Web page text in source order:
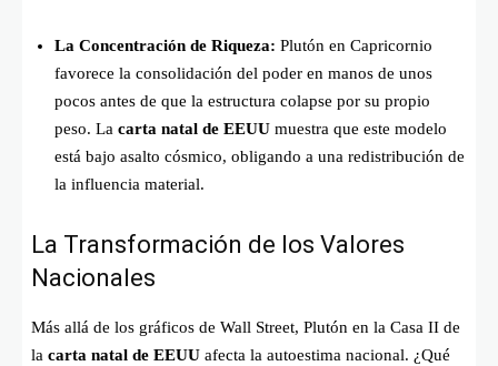
La Concentración de Riqueza: Plutón en Capricornio
favorece la consolidación del poder en manos de unos
pocos antes de que la estructura colapse por su propio
peso. La carta natal de EEUU muestra que este modelo
está bajo asalto cósmico, obligando a una redistribución de
la influencia material.
La Transformación de los Valores
Nacionales
Más allá de los gráficos de Wall Street, Plutón en la Casa II de
la carta natal de EEUU afecta la autoestima nacional. ¿Qué